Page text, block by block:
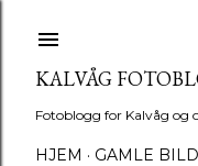
KALVÅG
Fotoblogg for Kalvåg og
HJEM GAMLE